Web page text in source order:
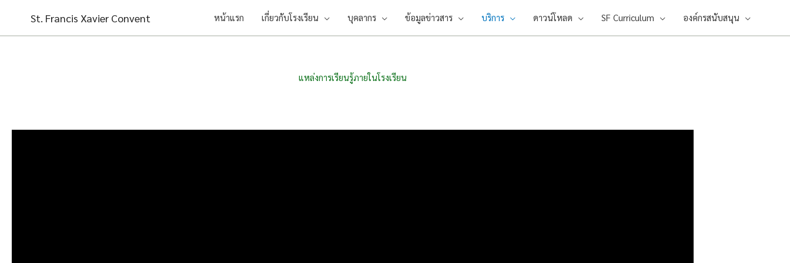
content
St. Francis Xavier Convent หน้าแรก เกี่ยวกับโรงเรียน บุคลากร ข้อมูลข่าวสาร บริการ ดาวน์โหลด SF Curriculum องค์กรสนับสนุน
แหล่งการเรียนรู้ภายในโรงเรียน